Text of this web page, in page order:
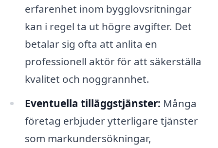
erfarenhet inom bygglovsritningar
kan i regel ta ut högre avgifter. Det
betalar sig ofta att anlita en
professionell aktör för att säkerställa
kvalitet och noggrannhet.
Eventuella tilläggstjänster: Många
företag erbjuder ytterligare tjänster
som markundersökningar,